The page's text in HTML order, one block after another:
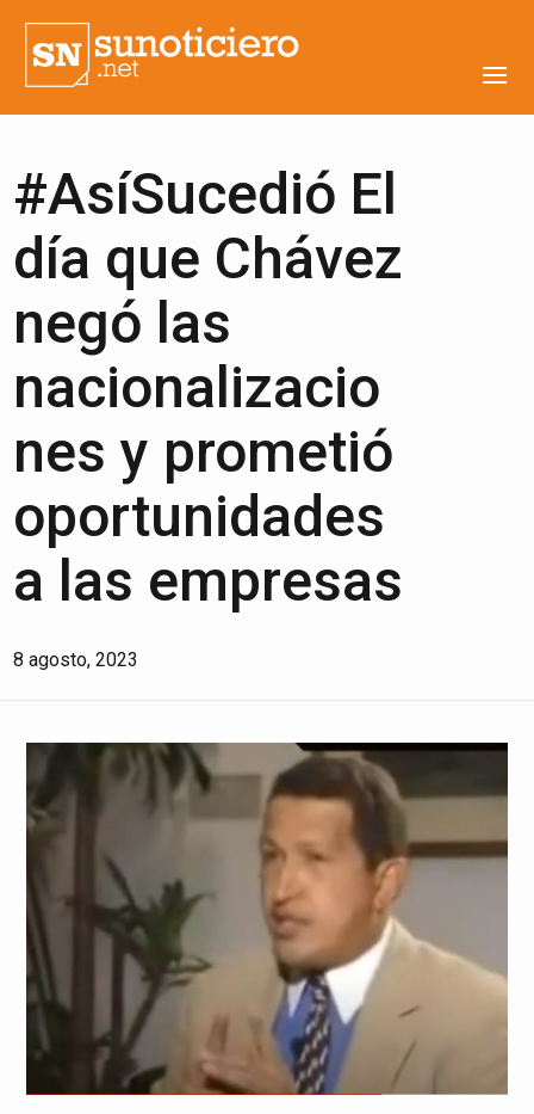
#AsíSucedió El
día que Chávez
negó las
nacionalizacio
nes y prometió
oportunidades
a las empresas
8 agosto, 2023